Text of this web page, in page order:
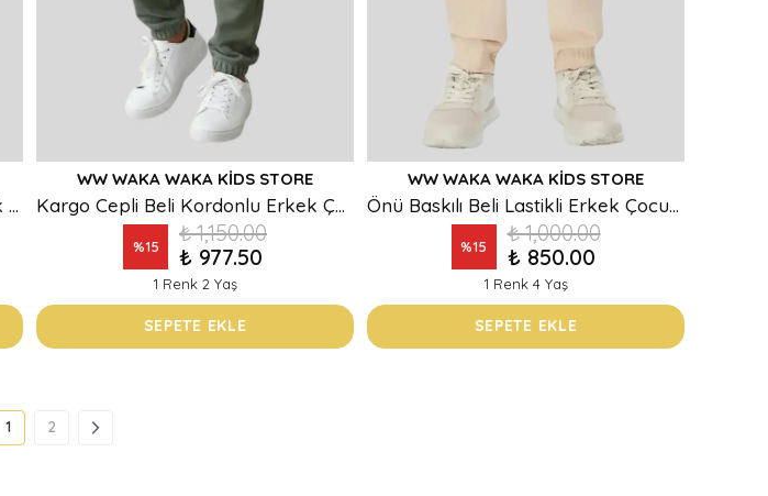
Cep Üstü Baskılı Beli Lastikli Erkek Çocuk Eşofman Alt
WW WAKA WAKA KIDS STORE
Kargo Cepli Beli Kordonlu Erkek Çocuk Eşofman Alt
%15
₺ 1,150.00
₺ 977.50
1 Renk 2 Yaş
SEPETE EKLE
WW WAKA WAKA KIDS STORE
Önü Baskılı Beli Lastikli Erkek Çocuk Eşofman Alt
%15
₺ 1,000.00
₺ 850.00
1 Renk 4 Yaş
SEPETE EKLE
1 2